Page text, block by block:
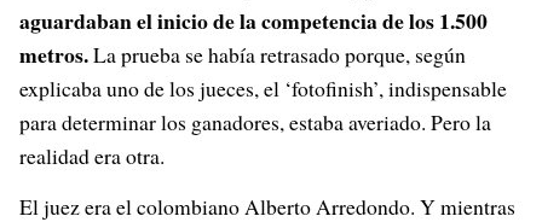
aguardaban el inicio de la competencia de los 1.500
metros.La prueba se había retrasado porque, según
explicaba uno de los jueces, el ‘fotofinish’, indispensable
para determinar los ganadores, estaba averiado. Pero la
realidad era otra.
El juez era el colombiano Alberto Arredondo. Y mientras